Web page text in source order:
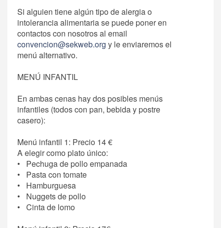
Si alguien tiene algún tipo de alergia o
intolerancia alimentaria se puede poner en
contactos con nosotros al email
convencion@sekweb.org y le enviaremos el
menú alternativo.
MENÚ INFANTIL
En ambas cenas hay dos posibles menús
infantiles (todos con pan, bebida y postre
casero):
Menú infantil 1: Precio 14 €
A elegir como plato único:
• Pechuga de pollo empanada
• Pasta con tomate
• Hamburguesa
• Nuggets de pollo
• Cinta de lomo